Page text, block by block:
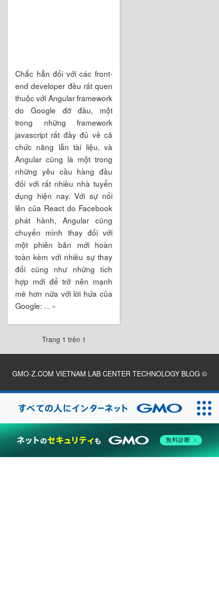
Chắc hẳn đổi với các front-
end developer đều rất quen
thuộc với Angular framework
do Google đỡ đầu, một
trong những framework
javascript rất đầy đủ về cả
chức năng lẫn tài liệu, và
Angular cũng là một trong
những yêu cầu hàng đầu
đối với rất nhiều nhà tuyển
dụng hiện nay. Với sự nổi
lên của React do Facebook
phát hành, Angular cũng
chuyển mình thay đổi với
một phiên bản mới hoàn
toàn kèm với nhiều sự thay
đổi cũng như những tích
hợp mới để trở nên mạnh
mẽ hơn nữa với lời hứa của
Google: ... »
Trang 1 trên 1
GMO-Z.COM VIETNAM LAB CENTER TECHNOLOGY BLOG ©
2026
無料診断